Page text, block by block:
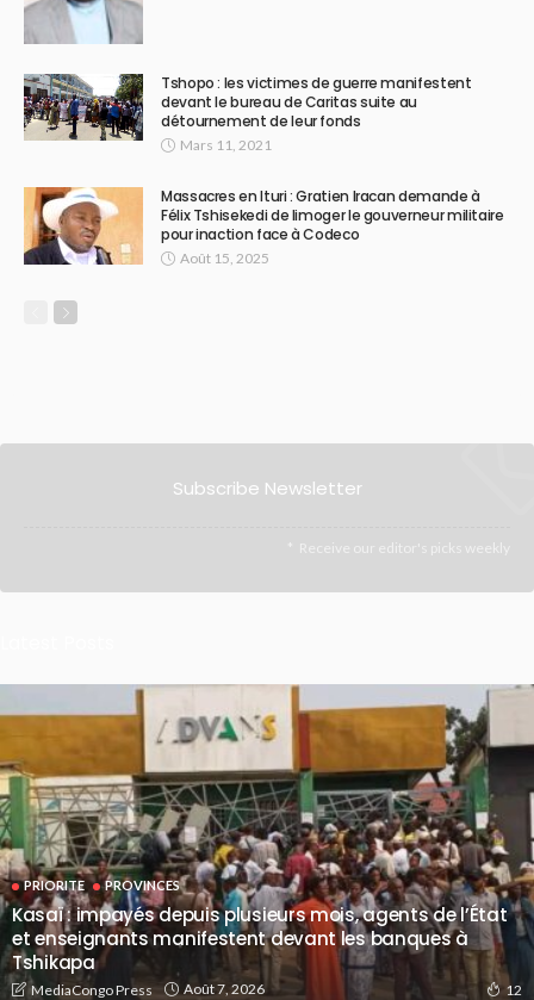
Tshopo : les victimes de guerre manifestent
devant le bureau de Caritas suite au
détournement de leur fonds
Mars 11, 2021
Massacres en Ituri : Gratien Iracan demande à
Félix Tshisekedi de limoger le gouverneur militaire
pour inaction face à Codeco
Août 15, 2025
Subscribe Newsletter
Receive our editor's picks weekly
PRIORITE PROVINCES
Kasaï : impayés depuis plusieurs mois, agents de l’État
et enseignants manifestent devant les banques à
Tshikapa
MediaCongo Press Août 7, 2026 12